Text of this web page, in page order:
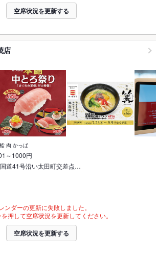
空席状況を更新する
店
肉 かっぱ
～1000円
道41号沿い太田町交差点…
ンダーの更新に失敗しました。
押して空席状況を更新してください。
空席状況を更新する